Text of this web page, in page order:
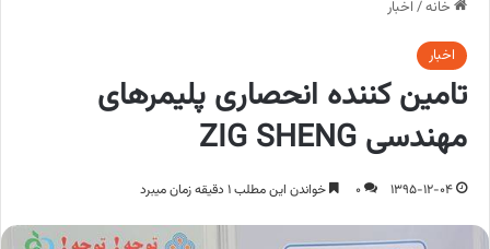
خانه/ اخبار
اخبار
تامین کننده انحصاری پلیمرهای
مهندسی ZIG SHENG
1395-12-04
0 خواندن این مطلب 1 دقیقه زمان میبرد